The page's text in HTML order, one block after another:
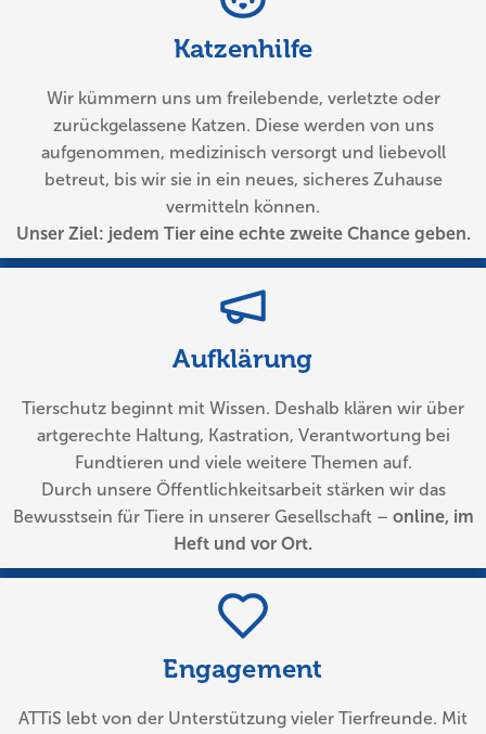
Katzenhilfe
Wir kümmern uns um freilebende, verletzte oder
zurückgelassene Katzen. Diese werden von uns
aufgenommen, medizinisch versorgt und liebevoll
betreut, bis wir sie in ein neues, sicheres Zuhause
vermitteln können.
Unser Ziel: jedem Tier eine echte zweite Chance geben.
Aufklärung
Tierschutz beginnt mit Wissen. Deshalb klären wir über
artgerechte Haltung, Kastration, Verantwortung bei
Fundtieren und viele weitere Themen auf.
Durch unsere Öffentlichkeitsarbeit stärken wir das
Bewusstsein für Tiere in unserer Gesellschaft – online, im
Heft und vor Ort.
Engagement
ATTiS lebt von der Unterstützung vieler Tierfreunde. Mit